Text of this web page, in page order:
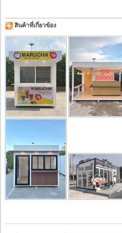
สินค้าที่เกี่ยวข้อง